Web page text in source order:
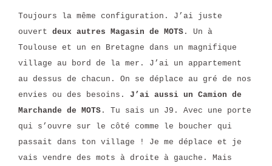
Toujours la même configuration. J’ai juste
ouvert deux autres Magasin de MOTS . Un à
Toulouse et un en Bretagne dans un magnifique
village au bord de la mer. J’ai un appartement
au dessus de chacun. On se déplace au gré de nos
envies ou des besoins.
J’ai aussi un Camion de
Marchande de MOTS . Tu sais un J9. Avec une porte
qui s’ouvre sur le côté comme le boucher qui
passait dans ton village ! Je me déplace et je
vais vendre des mots à droite à gauche. Mais